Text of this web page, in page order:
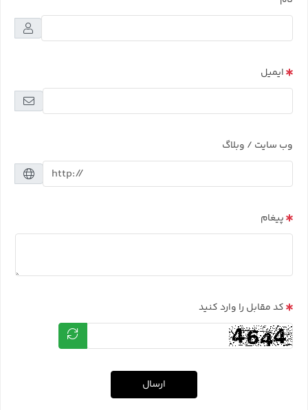
ایمیل
وب سایت / وبلاگ
پیغام
کد مقابل را وارد کنید
ارسال